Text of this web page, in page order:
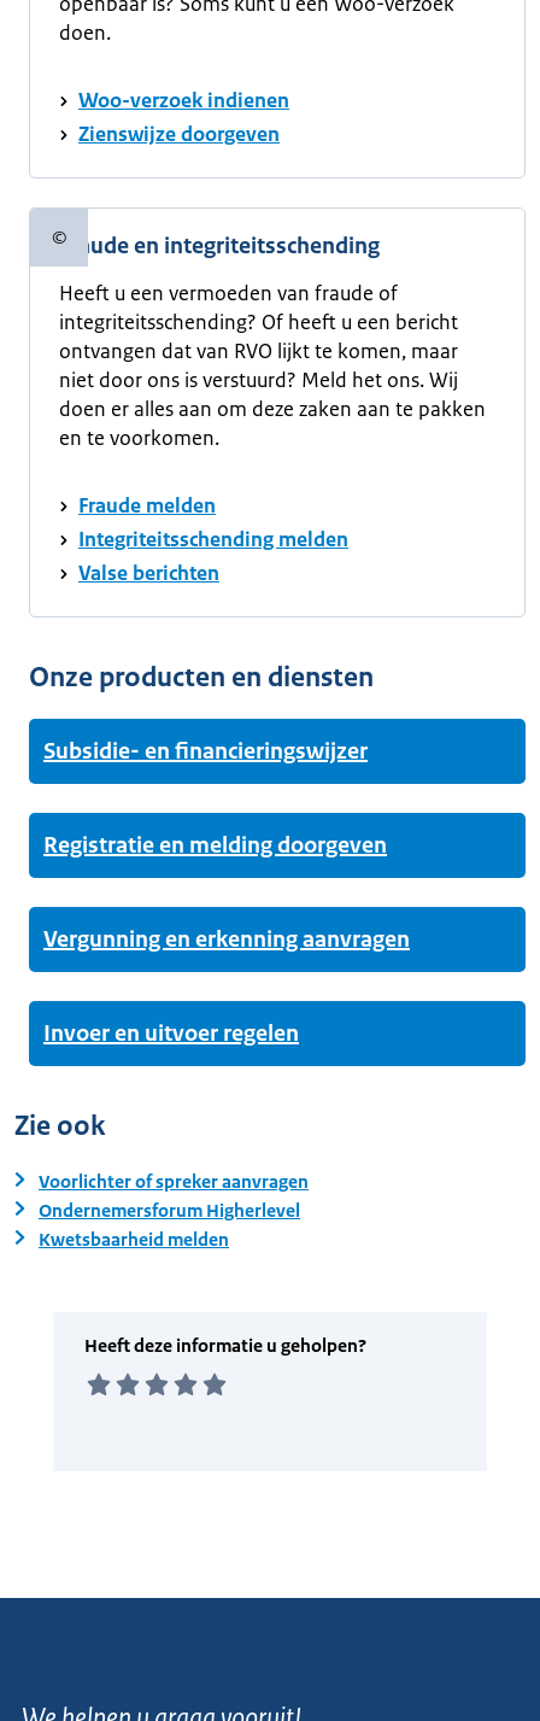
doen.
Woo-verzoek indienen
Zienswijze doorgeven
©Copyrightinformatie
Fraude en integriteitsschending
Heeft u een vermoeden van fraude of
integriteitsschending? Of heeft u een bericht
ontvangen dat van RVO lijkt te komen, maar
niet door ons is verstuurd? Meld het ons. Wij
doen er alles aan om deze zaken aan te pakken
en te voorkomen.
Fraude melden
Integriteitsschending melden
Valse berichten
Onze producten en diensten
Subsidie- en financieringswijzer
Registratie en melding doorgeven
Vergunning en erkenning aanvragen
Invoer en uitvoer regelen
Zie ook
Voorlichter of spreker aanvragen
Ondernemersforum Higherlevel
Kwetsbaarheid melden